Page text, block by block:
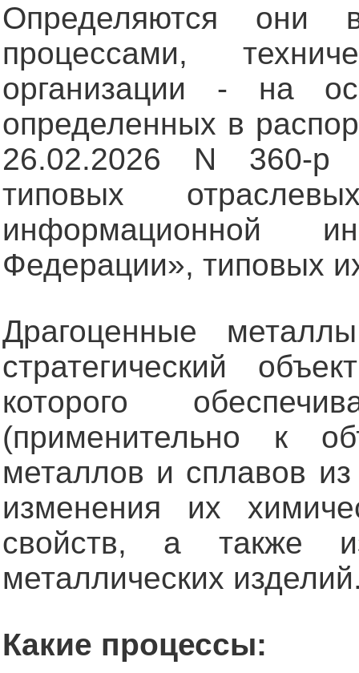
Определяются они
процессами,
организации - на
определенных в
26.02.2026 N 360-р
типовых
информационной
Федерации», типовых
Драгоценные
стратегический
которого
(применительно к
металлов и сплавов
изменения их
свойств, а также
металлических
Какие процессы: